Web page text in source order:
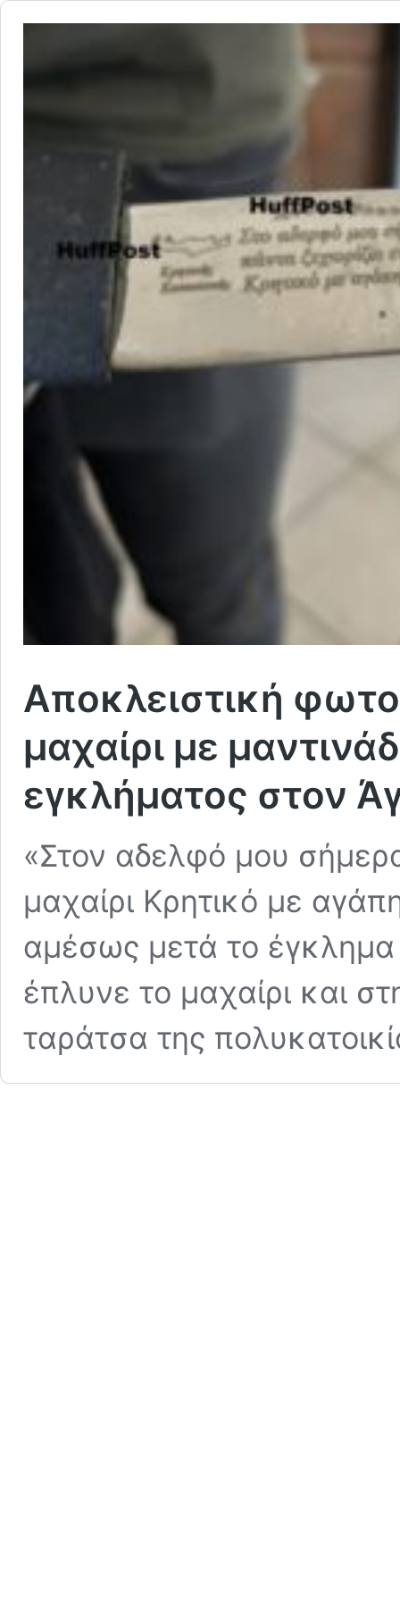
Αποκλειστική
μαχαίρι με
εγκλήματος στον
«Στον αδελφό μου
μαχαίρι Κρητικό με
αμέσως μετά το
έπλυνε το μαχαίρι και
ταράτσα της